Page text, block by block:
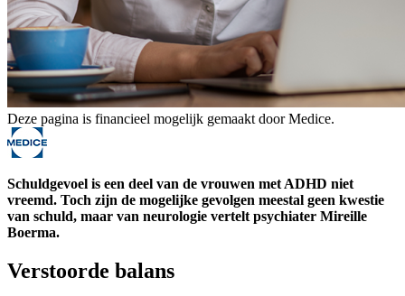
Deze pagina is financieel mogelijk gemaakt door Medice.
Schuldgevoel is een deel van de vrouwen met ADHD niet
vreemd. Toch zijn de mogelijke gevolgen meestal geen kwestie
van schuld, maar van neurologie vertelt psychiater Mireille
Boerma.
Verstoorde balans